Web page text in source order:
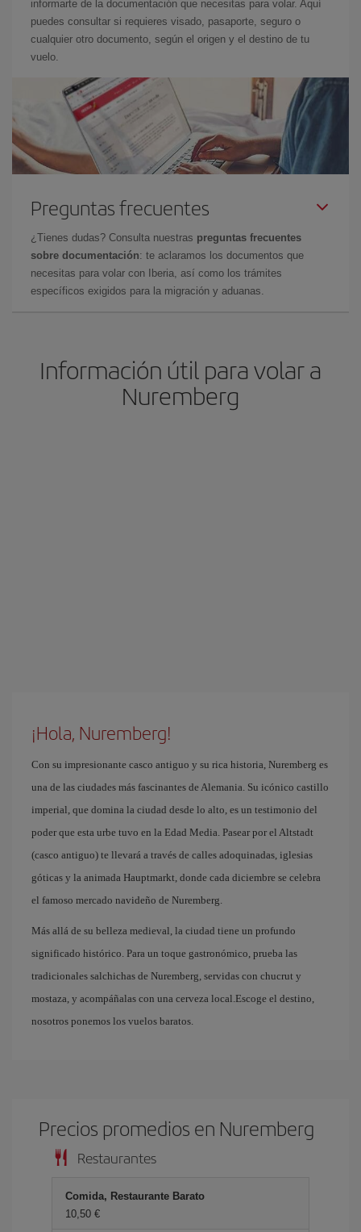
informarte de la documentación que necesitas para volar. Aquí
puedes consultar si requieres visado, pasaporte, seguro o
cualquier otro documento, según el origen y el destino de tu
vuelo.
Preguntas frecuentes
¿Tienes dudas? Consulta nuestras preguntas frecuentes
sobre documentación: te aclaramos los documentos que
necesitas para volar con Iberia, así como los trámites
específicos exigidos para la migración y aduanas.
Información útil para volar a
Nuremberg
¡Hola, Nuremberg!
Con su impresionante casco antiguo y su rica historia, Nuremberg es
una de las ciudades más fascinantes de Alemania. Su icónico castillo
imperial, que domina la ciudad desde lo alto, es un testimonio del
poder que esta urbe tuvo en la Edad Media. Pasear por el Altstadt
(casco antiguo) te llevará a través de calles adoquinadas, iglesias
góticas y la animada Hauptmarkt, donde cada diciembre se celebra
el famoso mercado navideño de Nuremberg.
Más allá de su belleza medieval, la ciudad tiene un profundo
significado histórico. Para un toque gastronómico, prueba las
tradicionales salchichas de Nuremberg, servidas con chucrut y
mostaza, y acompáñalas con una cerveza local.Escoge el destino,
nosotros ponemos los vuelos baratos.
Precios promedios en Nuremberg
Restaurantes
Comida, Restaurante Barato
10,50 €